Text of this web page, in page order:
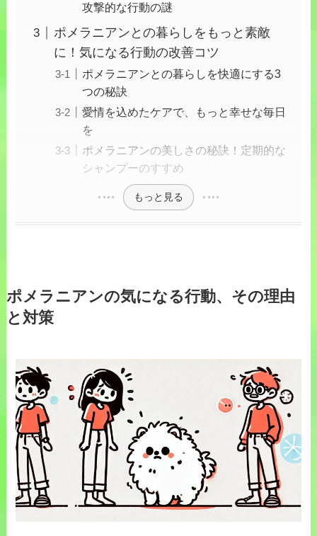
攻撃的な行動の謎
ポメラニアンとの暮らしをもっと素敵
に！気になる行動の改善コツ
ポメラニアンとの暮らしを快適にする3
つの秘訣
愛情を込めたケアで、もっと幸せな毎日
を
ポメラニアンの美しさの秘訣！定期的な
シャンプーのすすめ
もっと見る
ポメラニアンの気になる行動、その理由
と対策